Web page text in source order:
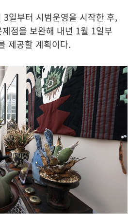
일부터 시범운영을 시작한 후,
점을 보완해 내년 1월 1일부
제공할 계획이다.